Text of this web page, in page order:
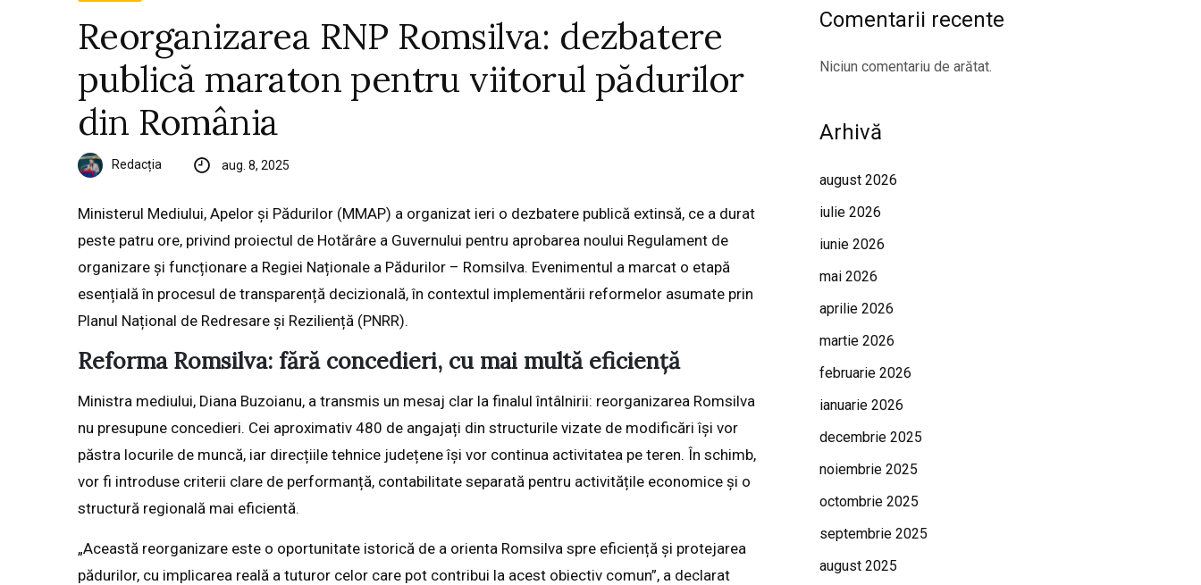
Reorganizarea RNP Romsilva: dezbatere
publică maraton pentru viitorul pădurilor
din România
Redacția aug. 8, 2025
Ministerul Mediului, Apelor și Pădurilor (MMAP) a organizat ieri o dezbatere publică extinsă, ce a durat
peste patru ore, privind proiectul de Hotărâre a Guvernului pentru aprobarea noului Regulament de
organizare și funcționare a Regiei Naționale a Pădurilor – Romsilva. Evenimentul a marcat o etapă
esențială în procesul de transparență decizională, în contextul implementării reformelor asumate prin
Planul Național de Redresare și Reziliență (PNRR).
Reforma Romsilva: fără concedieri, cu mai multă eficiență
Ministra mediului, Diana Buzoianu, a transmis un mesaj clar la finalul întâlnirii: reorganizarea Romsilva
nu presupune concedieri. Cei aproximativ 480 de angajați din structurile vizate de modificări își vor
păstra locurile de muncă, iar direcțiile tehnice județene își vor continua activitatea pe teren. În schimb,
vor fi introduse criterii clare de performanță, contabilitate separată pentru activitățile economice și o
structură regională mai eficientă.
„Această reorganizare este o oportunitate istorică de a orienta Romsilva spre eficiență și protejarea
pădurilor, cu implicarea reală a tuturor celor care pot contribui la acest obiectiv comun”, a declarat
Comentarii recente
Niciun comentariu de arătat.
Arhivă
august 2026
iulie 2026
iunie 2026
mai 2026
aprilie 2026
martie 2026
februarie 2026
ianuarie 2026
decembrie 2025
noiembrie 2025
octombrie 2025
septembrie 2025
august 2025